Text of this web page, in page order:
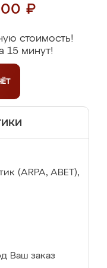
₽
стоимость!
15 минут!
(ARPA, ABET),
Ваш заказ